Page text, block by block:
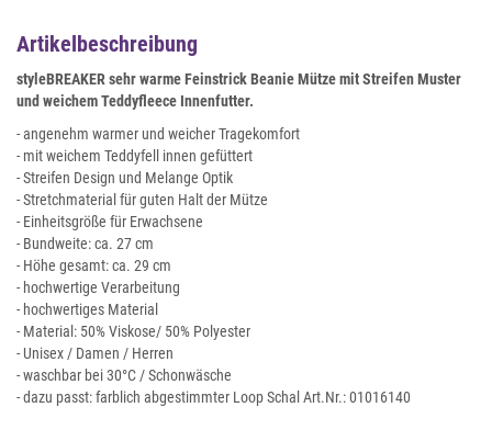
Artikelbeschreibung
styleBREAKER sehr warme Feinstrick Beanie Mütze mit Streifen Muster
und weichem Teddyfleece Innenfutter.
- angenehm warmer und weicher Tragekomfort
- mit weichem Teddyfell innen gefüttert
- Streifen Design und Melange Optik
- Stretchmaterial für guten Halt der Mütze
- Einheitsgröße für Erwachsene
- Bundweite: ca. 27 cm
- Höhe gesamt: ca. 29 cm
- hochwertige Verarbeitung
- hochwertiges Material
- Material: 50% Viskose/ 50% Polyester
- Unisex / Damen / Herren
- waschbar bei 30°C / Schonwäsche
- dazu passt: farblich abgestimmter Loop Schal Art.Nr.: 01016140